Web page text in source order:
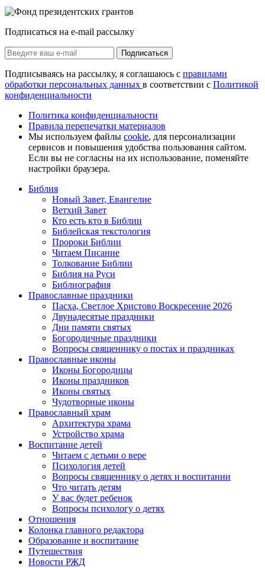
Подписаться на e-mail рассылку
Подписаться
Подписываясь на рассылку, я соглашаюсь с правилами
обработки персональных данных в соответствии с Политикой
конфиденциальности
Политика конфиденциальности
Правила перепечатки материалов
Мы используем файлы cookie, для персонализации
сервисов и повышения удобства пользования сайтом.
Если вы не согласны на их использование, поменяйте
настройки браузера.
Библия
Новый Завет, Евангелие
Ветхий Завет
Кто есть кто в Библии
Библейская текстология
Пророки Библии
Читаем Писание
Толкование Библии
Библия на Руси
Библиография
Православные праздники
Пасха, Светлое Христово Воскресение 2026
Двунадесятые праздники
Дни памяти святых
Богородичные праздники
Вопросы священнику о постах и праздниках
Православные иконы
Иконы Богородицы
Иконы праздников
Иконы святых
Чудотворные иконы
Православный храм
Архитектура храма
Устройство храма
Воспитание детей
Читаем с детьми о вере
Психология детей
Вопросы священнику о детях и воспитании
Что читать детям
У вас будет ребенок
Вопросы психологу о детях
Отношения
Колонка главного редактора
Образование и воспитание
Путешествия
Новости РЖД